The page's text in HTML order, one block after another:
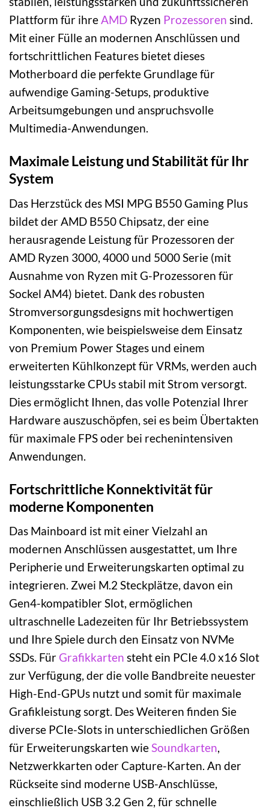
Plattform für ihreAMD Ryzen Prozessoren sind.
Mit einer Fülle an modernen Anschlüssen und
fortschrittlichen Features bietet dieses
Motherboard die perfekte Grundlage für
aufwendige Gaming-Setups, produktive
Arbeitsumgebungen und anspruchsvolle
Multimedia-Anwendungen.
Maximale Leistung und Stabilität für Ihr
System
Das Herzstück des MSI MPG B550 Gaming Plus
bildet der AMD B550 Chipsatz, der eine
herausragende Leistung für Prozessoren der
AMD Ryzen 3000, 4000 und 5000 Serie (mit
Ausnahme von Ryzen mit G-Prozessoren für
Sockel AM4) bietet. Dank des robusten
Stromversorgungsdesigns mit hochwertigen
Komponenten, wie beispielsweise dem Einsatz
von Premium Power Stages und einem
erweiterten Kühlkonzept für VRMs, werden auch
leistungsstarke CPUs stabil mit Strom versorgt.
Dies ermöglicht Ihnen, das volle Potenzial Ihrer
Hardware auszuschöpfen, sei es beim Übertakten
für maximale FPS oder bei rechenintensiven
Anwendungen.
Fortschrittliche Konnektivität für
moderne Komponenten
Das Mainboard ist mit einer Vielzahl an
modernen Anschlüssen ausgestattet, um Ihre
Peripherie und Erweiterungskarten optimal zu
integrieren. Zwei M.2 Steckplätze, davon ein
Gen4-kompatibler Slot, ermöglichen
ultraschnelle Ladezeiten für Ihr Betriebssystem
und Ihre Spiele durch den Einsatz von NVMe
SSDs. Für Grafikkarten steht ein PCIe 4.0 x16 Slot
zur Verfügung, der die volle Bandbreite neuester
High-End-GPUs nutzt und somit für maximale
Grafikleistung sorgt. Des Weiteren finden Sie
diverse PCIe-Slots in unterschiedlichen Größen
für Erweiterungskarten wieSoundkarten,
Netzwerkkarten oder Capture-Karten. An der
Rückseite sind moderne USB-Anschlüsse,
einschließlich USB 3.2 Gen 2, für schnelle